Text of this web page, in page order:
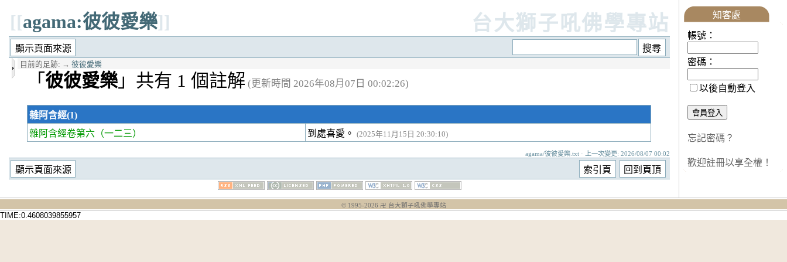
[[agama:彼彼愛樂]] 台大獅子吼佛學專站
目前的足跡: → 彼彼愛樂
「 彼彼愛樂 」共有 1 個註解 (更新時間 2026年08月07日 00:02:26)
雜阿含經(1)
雜阿含經卷第六 （一二三） 到處喜愛。 (2025年11月15日 20:30:10)
agama/彼彼愛樂.txt · 上一次變更: 2026/08/07 00:02
知客處
帳號：
密碼：
以後自動登入
忘記密碼？
歡迎註冊以享全權！
© 1995-2026 卍 台大獅子吼佛學專站
TIME:0.4608039855957